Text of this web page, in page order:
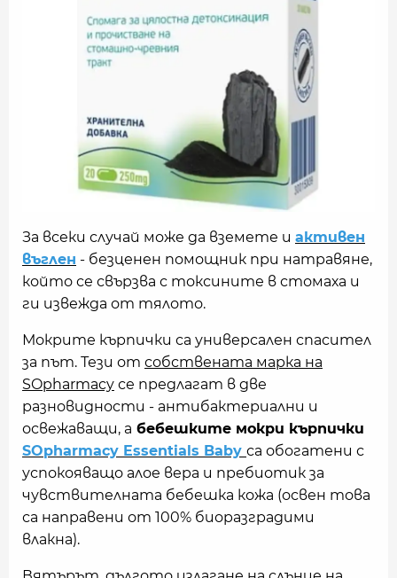
За всеки случай може да вземете и активен
въглен - безценен помощник при натравяне,
който се свързва с токсините в стомаха и
ги извежда от тялото.
Мокрите кърпички са универсален спасител
за път. Тези от собствената марка на
SOpharmacy се предлагат в две
разновидности - антибактериални и
освежаващи, а бебешките мокри кърпички
SOpharmacy Essentials Baby са обогатени с
успокояващо алое вера и пребиотик за
чувствителната бебешка кожа (освен това
са направени от 100% биоразградими
влакна).